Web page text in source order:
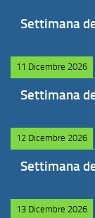
Settimana
11 Dicembre 2026
Settimana
12 Dicembre 2026
Settimana
13 Dicembre 2026